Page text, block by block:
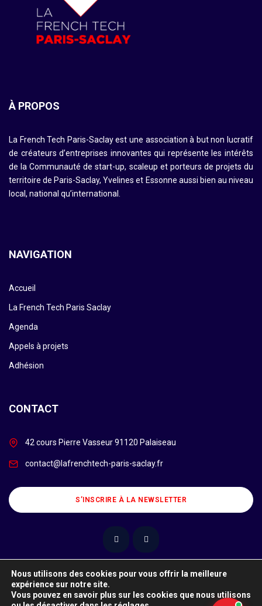
À PROPOS
La French Tech Paris-Saclay est une association à but non lucratif
de créateurs d’entreprises innovantes qui représente les intérêts
de la Communauté de start-up, scaleup et porteurs de projets du
territoire de Paris-Saclay, Yvelines et Essonne aussi bien au niveau
local, national qu’international.
NAVIGATION
Accueil
La French Tech Paris Saclay
Agenda
Appels à projets
Adhésion
CONTACT
42 cours Pierre Vasseur 91120 Palaiseau
contact@lafrenchtech-paris-saclay.fr
S’INSCRIRE À LA NEWSLETTER
Ce site utilise des cookies. Pour en savoir plus sur les cookies et
comment les refuser, cliquez ici.
Nous utilisons des cookies pour vous offrir la meilleure
expérience sur notre site.
Vous pouvez en savoir plus sur les cookies que nous utilisons